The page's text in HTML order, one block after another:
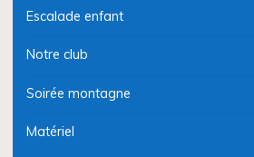
Escalade enfant
Notre club
Soirée montagne
Matériel